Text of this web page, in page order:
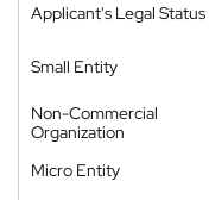
Applicant's Legal Status
Small Entity
Non-Commercial
Organization
Micro Entity